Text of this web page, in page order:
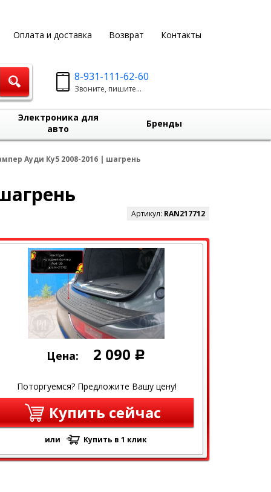
Оплата и доставка Возврат Контакты
8-931-111-62-60
Звоните, пишите...
Электроника для
авто
Бренды
Ауди Ку5 2008-2016 | шагрень
Артикул: RAN217712
Цена: 2 090 Р
Поторгуемся? Предложите Вашу цену!
Купить сейчас
или Купить в 1 клик